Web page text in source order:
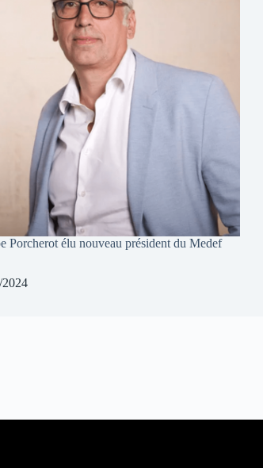
Porcherot élu nouveau président du Medef